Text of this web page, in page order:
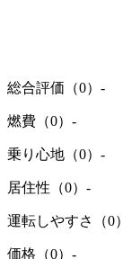
総合評価（0） -
燃費（0） -
乗り心地（0） -
居住性（0） -
運転しやすさ（0）
価格（0） -